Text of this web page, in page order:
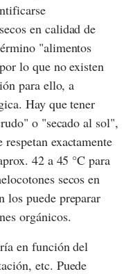
en calidad de
"alimentos
lo que no existen
para ello, a
Hay que tener
o "secado al sol",
exactamente
42 a 45 °C para
secos en
los puede preparar
orgánicos.
en función del
etc. Puede